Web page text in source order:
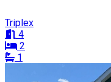
Triplex
4
2
1